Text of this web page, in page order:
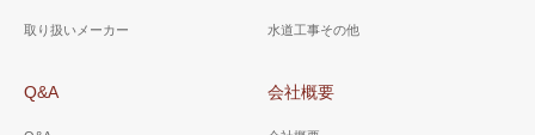
取り扱いメーカー 水道工事その他
Q&A 会社概要